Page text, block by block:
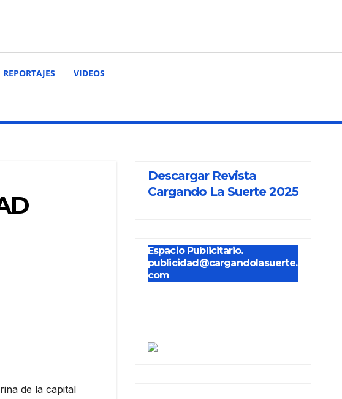
REPORTAJES VIDEOS
de la capital
Descargar Revista
Cargando La Suerte 2025
Espacio Publicitario.
publicidad@cargandolasuerte.
com